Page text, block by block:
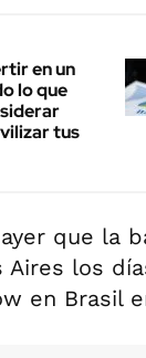
en un
lo que
tus
que la
Aires los
en Brasil